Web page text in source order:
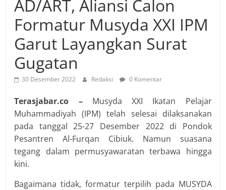
AD/ART, Aliansi Calon
Formatur Musyda XXI IPM
Garut Layangkan Surat
Gugatan
30 Desember 2022 Redaksi 0 Komentar
Terasjabar.co –Musyda XXI Ikatan Pelajar
Muhammadiyah (IPM) telah selesai dilaksanakan
pada tanggal 25-27 Desember 2022 di Pondok
Pesantren Al-Furqan Cibiuk. Namun suasana
tegang dalam permusyawaratan terbawa hingga
kini.
Bagaimana tidak, formatur terpilih pada MUSYDA